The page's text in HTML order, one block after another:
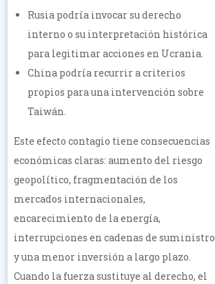
Rusia podría invocar su derecho
interno o su interpretación histórica
para legitimar acciones en Ucrania.
China podría recurrir a criterios
propios para una intervención sobre
Taiwán.
Este efecto contagio tiene consecuencias
económicas claras: aumento del riesgo
geopolítico, fragmentación de los
mercados internacionales,
encarecimiento de la energía,
interrupciones en cadenas de suministro
y una menor inversión a largo plazo.
Cuando la fuerza sustituye al derecho, el